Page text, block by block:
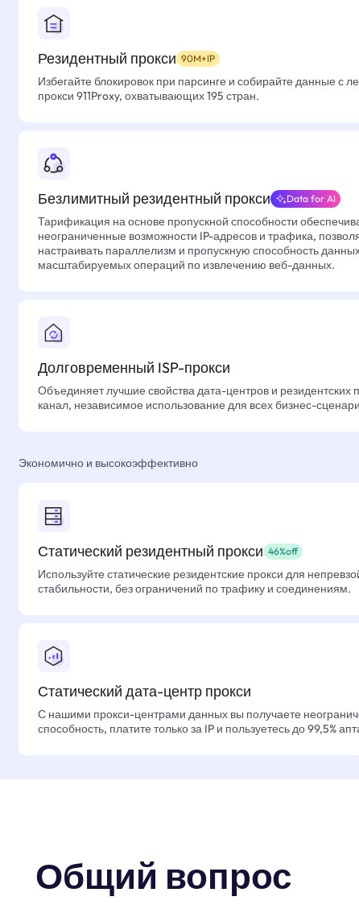
Резидентный прокси 90M+IP
Избегайте блокировок при парсинге и собирайте данные с
прокси 911Proxy, охватывающих 195 стран.
Безлимитный резидентный прокси Data for AI
Тарификация на основе пропускной способности
неограниченные возможности IP-адресов и трафика,
настраивать параллелизм и пропускную способность
масштабируемых операций по извлечению веб-данных.
Долговременный ISP-прокси
Объединяет лучшие свойства дата-центров и резидентских
канал, независимое использование для всех бизнес-
Экономично и высокоэффективно
Статический резидентный прокси 46%off
Используйте статические резидентские прокси для
стабильности, без ограничений по трафику и соединениям.
Статический дата-центр прокси
С нашими прокси-центрами данных вы получаете
способность, платите только за IP и пользуетесь до 99,5%
Общий вопрос